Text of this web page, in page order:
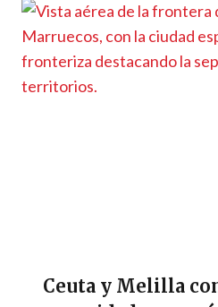
Ceuta y Melilla